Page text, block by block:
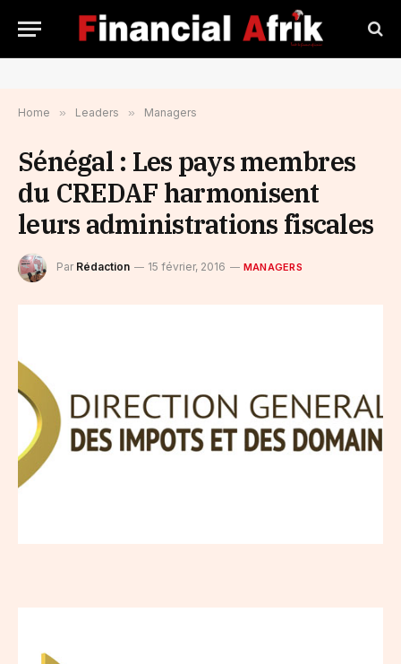
Home » Leaders » Managers
Sénégal : Les pays membres
du CREDAF harmonisent
leurs administrations fiscales
Par Rédaction 15 février, 2016 MANAGERS